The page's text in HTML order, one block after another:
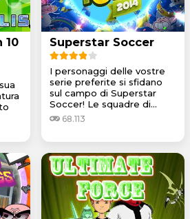
10
Superstar Soccer
I personaggi delle vostre
serie preferite si sfidano
sul campo di Superstar
Soccer! Le squadre di...
68.113